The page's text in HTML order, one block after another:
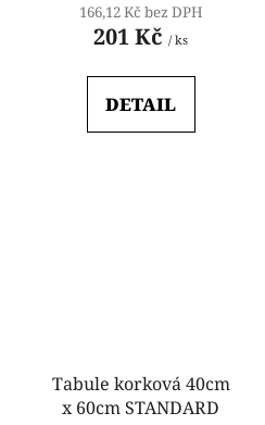
166,12 Kč bez DPH
201 Kč / ks
DETAIL
Tabule korková 40cm
x 60cm STANDARD